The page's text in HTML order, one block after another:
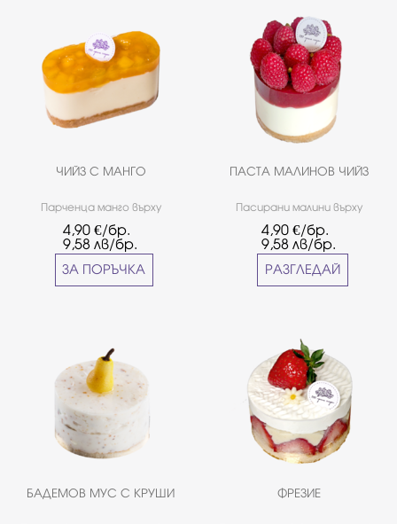
ЧИЙЗ С МАНГО
Парченца манго върху
бисквитки.
4,90 €/бр.
9,58 лв/бр.
ЗА ПОРЪЧКА
ПАСТА МАЛИНОВ ЧИЙЗ
Пасирани малини върху
бисквитки.
4,90 €/бр.
9,58 лв/бр.
РАЗГЛЕДАЙ
БАДЕМОВ МУС С КРУШИ ФРЕЗИЕ